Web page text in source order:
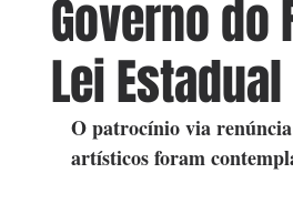
Governo
Lei
O patrocínio via
artísticos foram